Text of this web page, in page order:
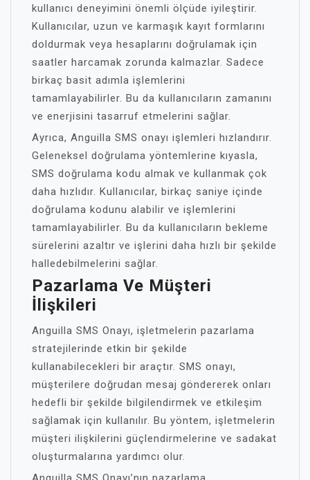
kullanıcı deneyimini önemli ölçüde iyileştirir.
Kullanıcılar, uzun ve karmaşık kayıt formlarını
doldurmak veya hesaplarını doğrulamak için
saatler harcamak zorunda kalmazlar. Sadece
birkaç basit adımla işlemlerini
tamamlayabilirler. Bu da kullanıcıların zamanını
ve enerjisini tasarruf etmelerini sağlar.
Ayrıca, Anguilla SMS onayı işlemleri hızlandırır.
Geleneksel doğrulama yöntemlerine kıyasla,
SMS doğrulama kodu almak ve kullanmak çok
daha hızlıdır. Kullanıcılar, birkaç saniye içinde
doğrulama kodunu alabilir ve işlemlerini
tamamlayabilirler. Bu da kullanıcıların bekleme
sürelerini azaltır ve işlerini daha hızlı bir şekilde
halledebilmelerini sağlar.
Pazarlama Ve Müşteri
İlişkileri
Anguilla SMS Onayı, işletmelerin pazarlama
stratejilerinde etkin bir şekilde
kullanabilecekleri bir araçtır. SMS onayı,
müşterilere doğrudan mesaj göndererek onları
hedefli bir şekilde bilgilendirmek ve etkileşim
sağlamak için kullanılır. Bu yöntem, işletmelerin
müşteri ilişkilerini güçlendirmelerine ve sadakat
oluşturmalarına yardımcı olur.